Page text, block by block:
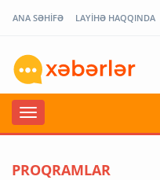
ANA SƏHİFƏ LAYİHƏ HAQQINDA
PROQRAMLAR